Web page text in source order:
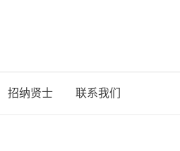
招纳贤士 联系我们